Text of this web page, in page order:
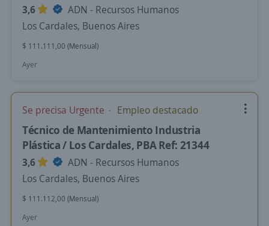
3,6
ADN - Recursos Humanos
Los Cardales, Buenos Aires
$ 111.111,00 (Mensual)
Ayer
Se precisa Urgente Empleo destacado
Técnico de Mantenimiento Industria
Plástica / Los Cardales, PBA Ref: 21344
3,6
ADN - Recursos Humanos
Los Cardales, Buenos Aires
$ 111.112,00 (Mensual)
Ayer